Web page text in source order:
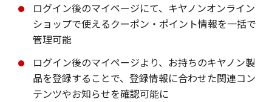
ログイン後のマイページにて、キヤノンオンライン
ショップで使えるクーポン・ポイント情報を一括で
管理可能
ログイン後のマイページより、お持ちのキヤノン製
品を登録することで、登録情報に合わせた関連コン
テンツやお知らせを確認可能に